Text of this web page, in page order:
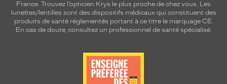
France. Trouvez l’opticien Krys le plus proche de chez vous. Les
lunettes/lentilles sont des dispositifs médicaux qui constituent des
produits de santé réglementés portant à ce titre le marquage CE.
En cas de doute, consultez un professionnel de santé spécialisé.